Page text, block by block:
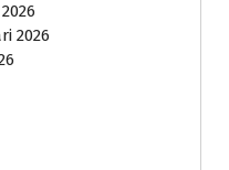
2026